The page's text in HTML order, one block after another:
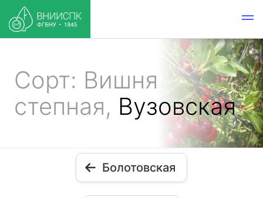
Сорт: Вишня
степная, Вузовская
Болотовская